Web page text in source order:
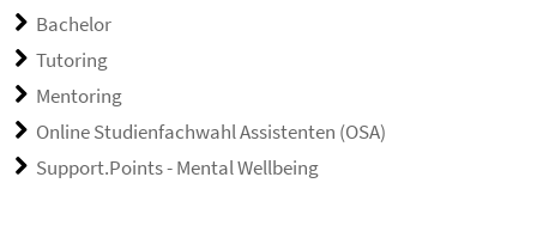
Bachelor
Tutoring
Mentoring
Online Studienfachwahl Assistenten (OSA)
Support.Points - Mental Wellbeing